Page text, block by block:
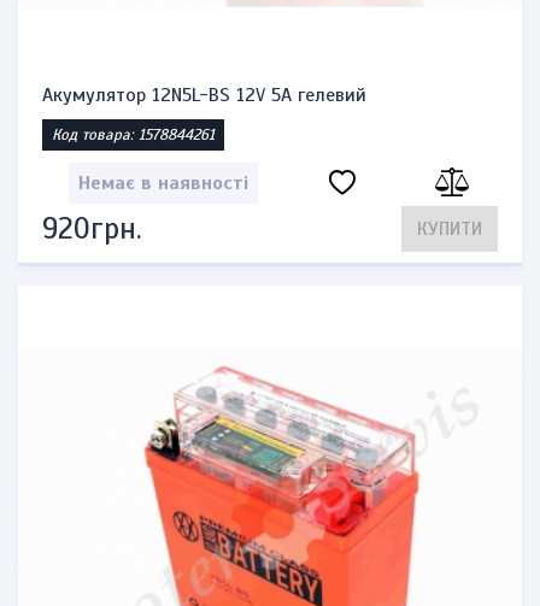
Акумулятор 12N5L-BS 12V 5A гелевий
Код товара: 1578844261
Немає в наявності
920грн. КУПИТИ